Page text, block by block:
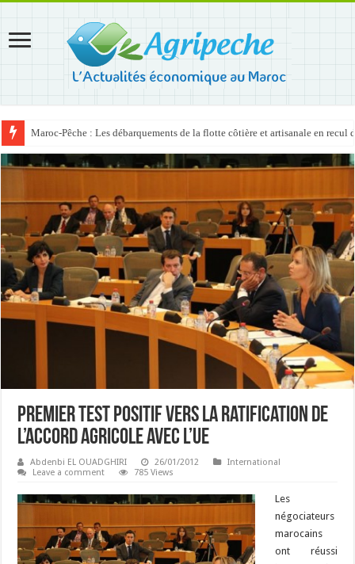
Maroc-Pêche : Les débarquements de la flotte côtière et artisanale en recul
Premier test positif vers la ratification de
l’accord agricole avec l’UE
Abdenbi EL OUADGHIRI 26/01/2012
International
Leave a comment
785 Views
Les
négociateurs
marocains
ont réussi